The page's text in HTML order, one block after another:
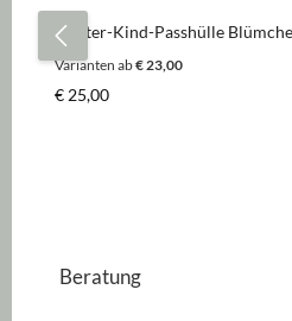
Mutter-Kind-Passhülle
Varianten ab€ 23,00
Regulärer Preis:
€ 25,00
Beratung